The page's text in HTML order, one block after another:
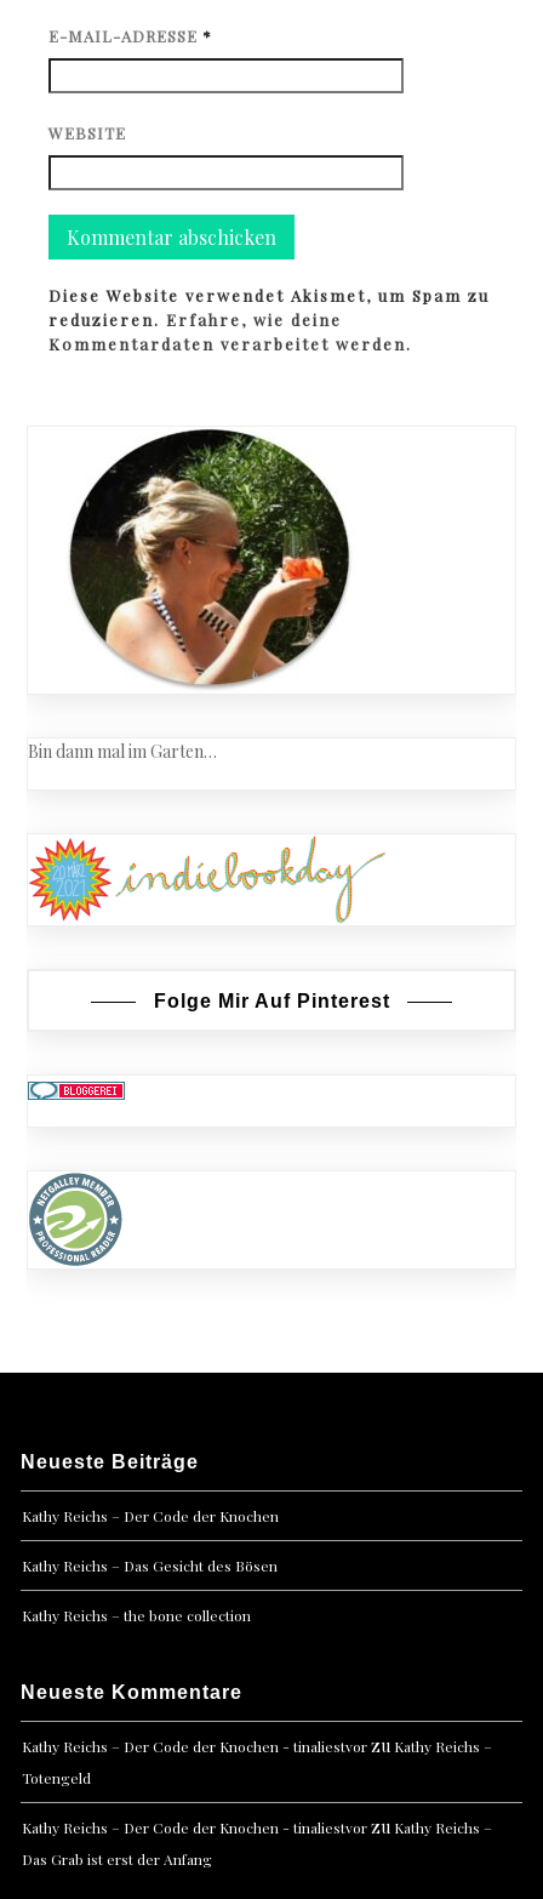
E-MAIL-ADRESSE *
WEBSITE
Diese Website verwendet Akismet, um Spam zu
reduzieren.Erfahre, wie deine
Kommentardaten verarbeitet werden.
Bin dann mal im Garten…
Folge Mir Auf Pinterest
Neueste Beiträge
Kathy Reichs – Der Code der Knochen
Kathy Reichs – Das Gesicht des Bösen
Kathy Reichs – the bone collection
Neueste Kommentare
Kathy Reichs – Der Code der Knochen - tinaliestvorzu Kathy Reichs –
Totengeld
Kathy Reichs – Der Code der Knochen - tinaliestvorzu Kathy Reichs –
Das Grab ist erst der Anfang